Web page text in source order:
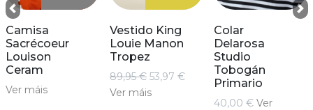
Camisa
Sacrécoeur
Louison
Ceram
Ver máis
Vestido King
Louie Manon
Tropez
89,95 € 53,97 €
Ver máis
Colar
Delarosa
Studio
Tobogán
Primario
40,00 €Ver
Previous